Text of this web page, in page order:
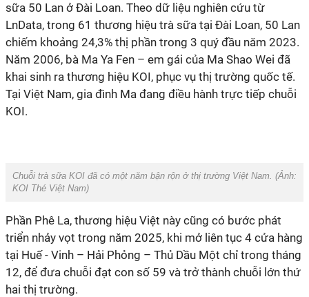
sữa 50 Lan ở Đài Loan. Theo dữ liệu nghiên cứu từ
LnData, trong 61 thương hiệu trà sữa tại Đài Loan, 50 Lan
chiếm khoảng 24,3% thị phần trong 3 quý đầu năm 2023.
Năm 2006, bà Ma Ya Fen – em gái của Ma Shao Wei đã
khai sinh ra thương hiệu KOI, phục vụ thị trường quốc tế.
Tại Việt Nam, gia đình Ma đang điều hành trực tiếp chuỗi
KOI.
Chuỗi trà sữa KOI đã có một năm bận rộn ở thị trường Việt Nam. (Ảnh:
KOI Thé Việt Nam)
Phần Phê La, thương hiệu Việt này cũng có bước phát
triển nhảy vọt trong năm 2025, khi mở liên tục 4 cửa hàng
tại Huế - Vinh – Hải Phỏng – Thủ Dầu Một chỉ trong tháng
12, để đưa chuỗi đạt con số 59 và trở thành chuỗi lớn thứ
hai thị trường.